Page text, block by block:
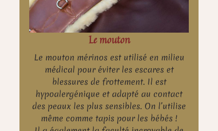
Le mouton
Le mouton mérinos est utilisé en milieu
médical pour éviter les escares et
blessures de frottement. Il est
hypoalergénique et adapté au contact
des peaux les plus sensibles. On l’utilise
même comme tapis pour les bébés !